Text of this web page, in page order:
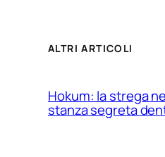
ALTRI ARTICOLI
Hokum: la strega
stanza segreta